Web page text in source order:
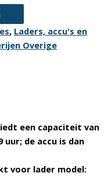
, Laders, accu's en
Overige
een capaciteit van
uur; de accu is dan
voor lader model: